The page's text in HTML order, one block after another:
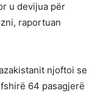
u devijua për
raportuan
njoftoi se
64 pasagjerë